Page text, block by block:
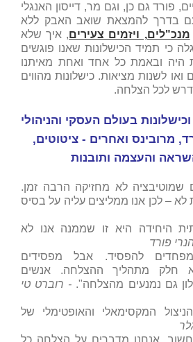
פורד גם כן, וגם מר, דייסון האנגלי
בדרך להמצאת שואב האבק ללא
מנכ"לים, ויזמים צעירים, איך שלא
כי תמיד הכישלונות שאנו פוגשים
היה ובאמת כל אחד ואחת מאיתנו
ואו לשנות מציאות. כישלונות מהווים
לכל הצלחה.
בעולם העסקי והניהולי
מרובינס ואחרים - ציטוטים,
והעצמה ותובנות
שמוטיבציה לא מחזיקה הרבה זמן.
– לכן אנו ממליצים עליה על בסיס
היחידה היא זו שממנה אנו לא
פורד
להפסיד. אבל מפסידים
חלק מתהליך ההצלחה. אנשים
גם נמנעים מהצלחה". - רוברט טי
המקסימאלי והאופטימלי של
חשוב. אנחנו מדברים על הצלחה כל